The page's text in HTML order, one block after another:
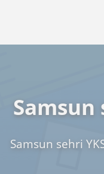
Samsun
Samsun sehri